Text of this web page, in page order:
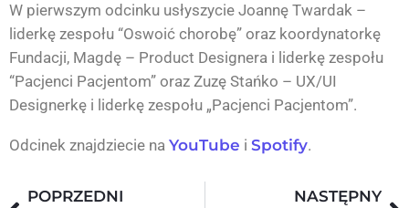
W pierwszym odcinku usłyszycie Joannę Twardak –
liderkę zespołu “Oswoić chorobę” oraz koordynatorkę
Fundacji, Magdę – Product Designera i liderkę zespołu
“Pacjenci Pacjentom” oraz Zuzę Stańko – UX/UI
Designerkę i liderkę zespołu „Pacjenci Pacjentom”.
Odcinek znajdziecie na YouTube i Spotify.
POPRZEDNI NASTĘPNY